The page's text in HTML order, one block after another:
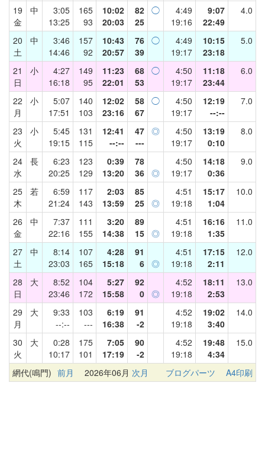
19
金
中
3:05
13:25
165
93
10:02
20:03
82
25
◯
4:49
19:16
9:07
22:49
4.0
20
土
中
3:46
14:46
157
92
10:43
20:57
76
39
◯
4:49
19:17
10:15
23:18
5.0
21
日
小
4:27
16:18
149
95
11:23
22:01
68
53
◯
4:50
19:17
11:18
23:44
6.0
22
月
小
5:07
17:51
140
103
12:02
23:16
58
67
◯
4:50
19:17
12:19
--:--
7.0
23
火
小
5:45
19:15
131
115
12:41
--:--
47
---
◎
4:50
19:17
13:19
0:10
8.0
24
水
長
6:23
20:25
123
129
0:39
13:20
78
36 ◎
4:50
19:17
14:18
0:36
9.0
25
木
若
6:59
21:24
117
143
2:03
13:59
85
25 ◎
4:51
19:18
15:17
1:04
10.0
26
金
中
7:37
22:16
111
155
3:20
14:38
89
15 ◎
4:51
19:18
16:16
1:35
11.0
27
土
中
8:14
23:03
107
165
4:28
15:18
91
6 ◎
4:51
19:18
17:15
2:11
12.0
28
日
大
8:52
23:46
104
172
5:27
15:58
92
0 ◎
4:52
19:18
18:11
2:53
13.0
29
月
大
9:33
--:--
103
---
6:19
16:38
91
-2
4:52
19:18
19:02
3:40
14.0
30
火
大
0:28
10:17
175
101
7:05
17:19
90
-2
4:52
19:18
19:48
4:34
15.0
網代(鳴門) 前月 2026年06月 次月 ブログパーツ A4印刷